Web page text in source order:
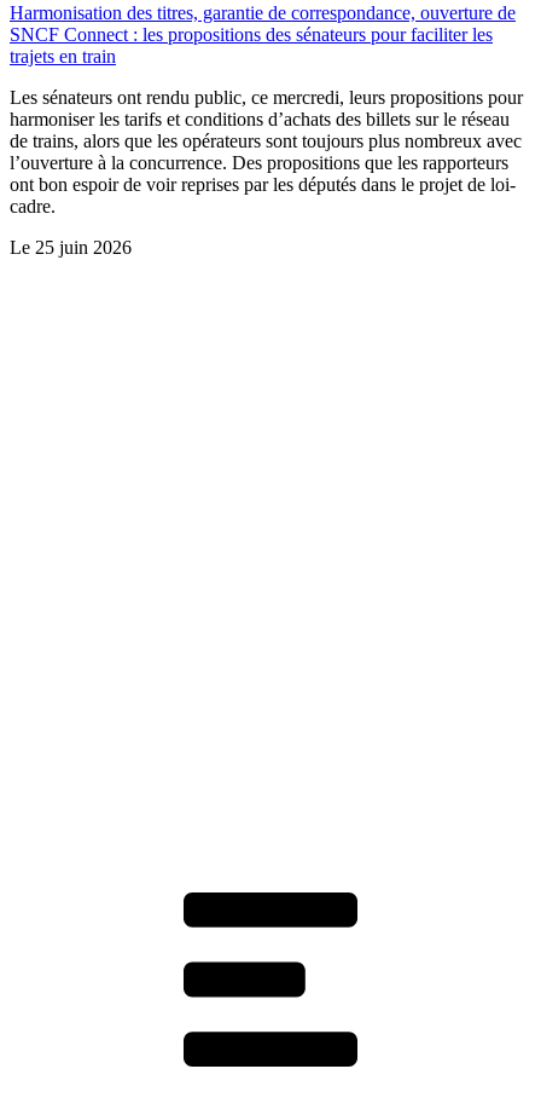
Harmonisation des titres, garantie de correspondance, ouverture de
SNCF Connect : les propositions des sénateurs pour faciliter les
trajets en train
Les sénateurs ont rendu public, ce mercredi, leurs propositions pour
harmoniser les tarifs et conditions d’achats des billets sur le réseau
de trains, alors que les opérateurs sont toujours plus nombreux avec
l’ouverture à la concurrence. Des propositions que les rapporteurs
ont bon espoir de voir reprises par les députés dans le projet de loi-
cadre.
Le 25 juin 2026